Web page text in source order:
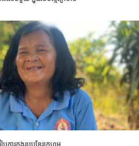
បការក្នុងរបបខ្មែរក្រហម